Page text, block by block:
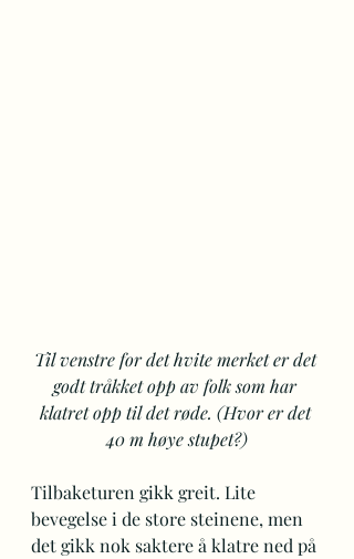
Til venstre for det hvite merket er det
godt tråkket opp av folk som har
klatret opp til det røde. (Hvor er det
40 m høye stupet?)
Tilbaketuren gikk greit. Lite
bevegelse i de store steinene, men
det gikk nok saktere å klatre ned på